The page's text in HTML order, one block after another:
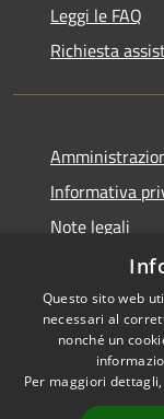
Leggi le FAQ
Richiesta
Informativa
Note legali
Dichiarazione
RSS
Accessibilità
Questo sito web
necessari al
nonché un
Per maggiori